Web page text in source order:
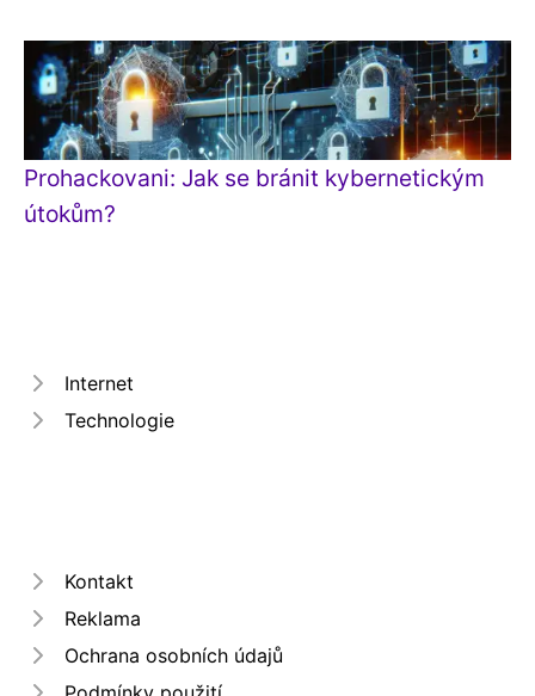
Prohackovani: Jak se bránit kybernetickým
útokům?
Internet
Technologie
Kontakt
Reklama
Ochrana osobních údajů